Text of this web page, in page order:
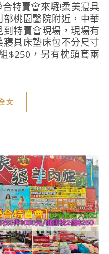
桃園醫院附近，中華
特賣會現場，現場有
具床墊床包不分尺寸
$250，另有枕頭套兩
文